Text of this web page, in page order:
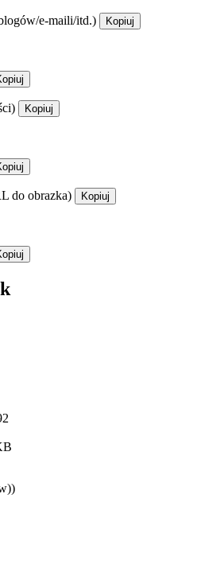
e-maili/itd.) Kopiuj
Kopiuj
do obrazka) Kopiuj